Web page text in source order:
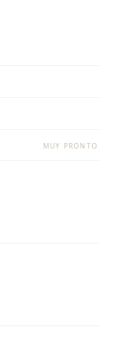
MUY PRONTO